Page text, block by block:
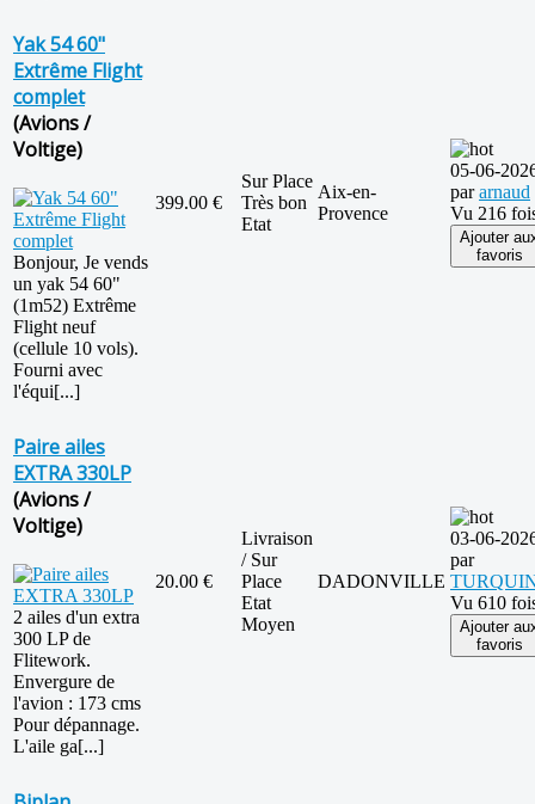
Yak 54 60"
Extrême Flight
complet
(Avions /
Voltige)
Bonjour, Je vends
un yak 54 60"
(1m52) Extrême
Flight neuf
(cellule 10 vols).
Fourni avec
l'équi[...]
399.00 €
Sur Place
Très bon
Etat
Aix-en-
Provence
05-06-
pararnaud
Vu 216
Ajouter
favoris
Paire ailes
EXTRA 330LP
(Avions /
Voltige)
2 ailes d'un extra
300 LP de
Flitework.
Envergure de
l'avion : 173 cms
Pour dépannage.
L'aile ga[...]
20.00 €
Livraison
/ Sur
Place
Etat
Moyen
DADONVILLE
03-06-
par
Vu 610
Ajouter
favoris